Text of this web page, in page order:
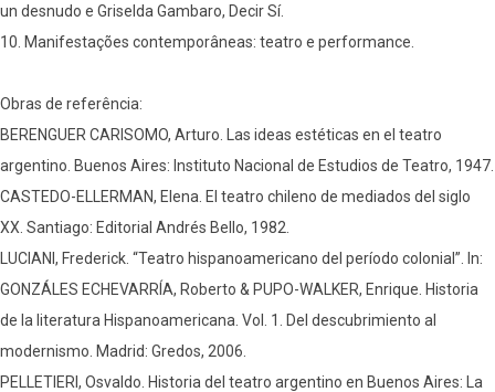
un desnudo e Griselda Gambaro, Decir Sí.
10. Manifestações contemporâneas: teatro e performance.
Obras de referência:
BERENGUER CARISOMO, Arturo. Las ideas estéticas en el teatro
argentino. Buenos Aires: Instituto Nacional de Estudios de Teatro, 1947.
CASTEDO-ELLERMAN, Elena. El teatro chileno de mediados del siglo
XX. Santiago: Editorial Andrés Bello, 1982.
LUCIANI, Frederick. “Teatro hispanoamericano del período colonial”. In:
GONZÁLES ECHEVARRÍA, Roberto & PUPO-WALKER, Enrique. Historia
de la literatura Hispanoamericana. Vol. 1. Del descubrimiento al
modernismo. Madrid: Gredos, 2006.
PELLETIERI, Osvaldo. Historia del teatro argentino en Buenos Aires: La